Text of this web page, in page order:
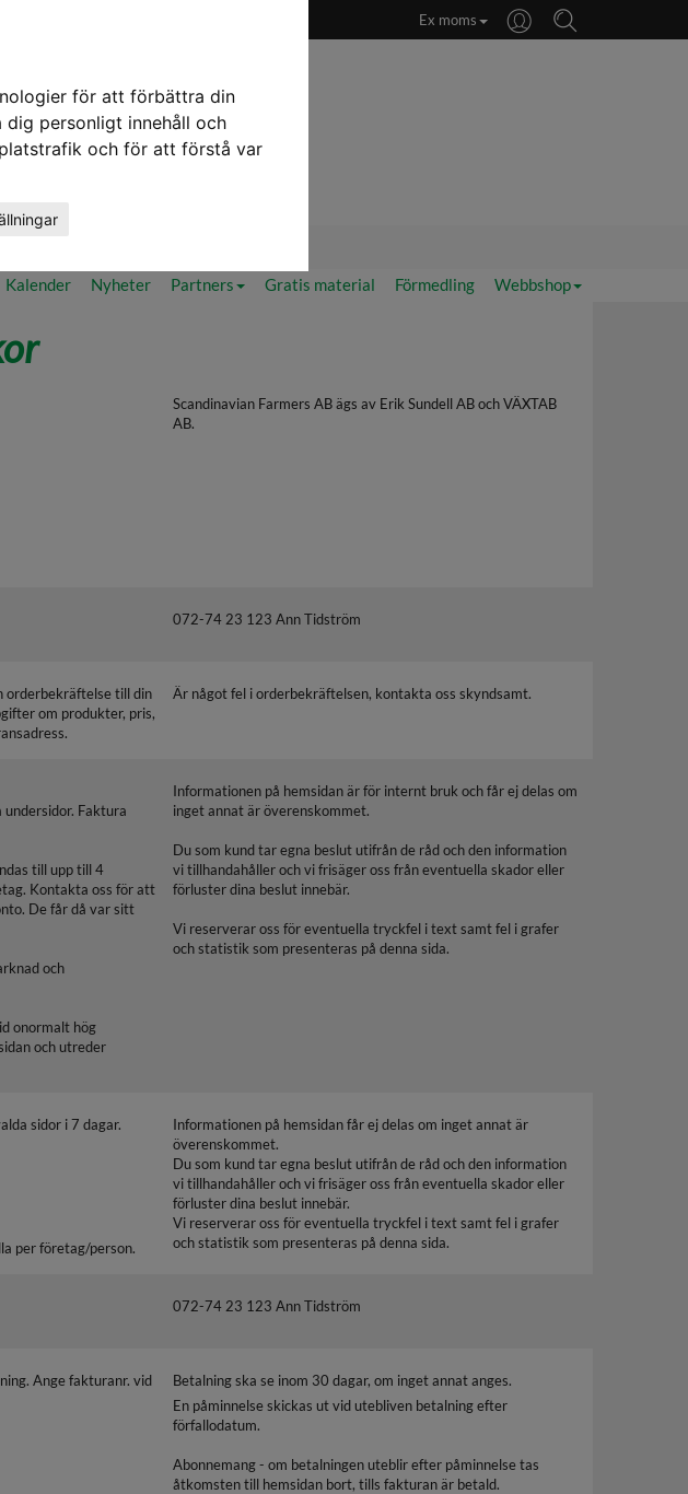
för att förbättra din
personligt innehåll och
och för att förstå var
Ex moms
Kalender Nyheter Partners Gratis material Förmedling Webbshop
Scandinavian Farmers AB ägs av Erik Sundell AB och VÄXTAB
AB.
072-74 23 123 Ann Tidström
orderbekräftelse till din
om produkter, pris,
Är något fel i orderbekräftelsen, kontakta oss skyndsamt.
Faktura
till upp till 4
Kontakta oss för att
De får då var sitt
och
onormalt hög
och utreder
Informationen på hemsidan är för internt bruk och får ej delas om
inget annat är överenskommet.
Du som kund tar egna beslut utifrån de råd och den information
vi tillhandahåller och vi frisäger oss från eventuella skador eller
förluster dina beslut innebär.
Vi reserverar oss för eventuella tryckfel i text samt fel i grafer
och statistik som presenteras på denna sida.
sidor i 7 dagar.
per företag/person.
Informationen på hemsidan får ej delas om inget annat är
överenskommet.
Du som kund tar egna beslut utifrån de råd och den information
vi tillhandahåller och vi frisäger oss från eventuella skador eller
förluster dina beslut innebär.
Vi reserverar oss för eventuella tryckfel i text samt fel i grafer
och statistik som presenteras på denna sida.
072-74 23 123 Ann Tidström
Ange fakturanr. vid
Betalning ska se inom 30 dagar, om inget annat anges.
En påminnelse skickas ut vid utebliven betalning efter
förfallodatum.
Abonnemang - om betalningen uteblir efter påminnelse tas
åtkomsten till hemsidan bort, tills fakturan är betald.